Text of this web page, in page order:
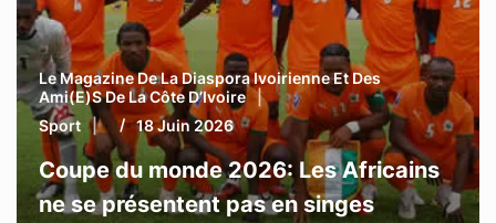
Le Magazine De La Diaspora Ivoirienne Et Des
Ami(e)s De La Côte D’Ivoire
Sport
18 Juin 2026
Coupe du monde 2026: Les Africains
ne se présentent pas en singes